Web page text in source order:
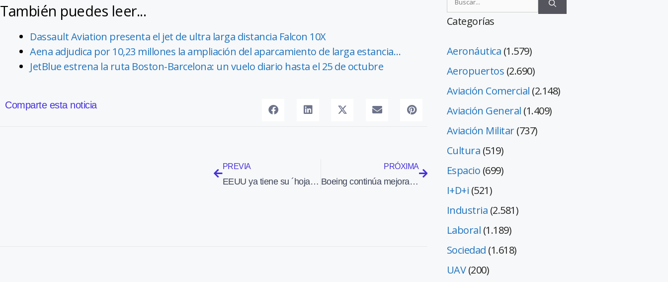
También puedes leer...
Dassault Aviation presenta el jet de ultra larga distancia Falcon 10X
Aena adjudica por 10,23 millones la ampliación del aparcamiento de larga estancia…
JetBlue estrena la ruta Boston-Barcelona: un vuelo diario hasta el 25 de octubre
Comparte esta noticia
PREVIA
EEUU ya tiene su ´hoja de ruta´ para integrar UAV en el espacio aéreo comercial
PRÓXIMA
Boeing continúa mejorando el rendimiento del 737 MAX
Categorías
Aeronáutica (1.579)
Aeropuertos (2.690)
Aviación Comercial (2.148)
Aviación General (1.409)
Aviación Militar(737)
Cultura (519)
Espacio (699)
I+D+i (521)
Industria (2.581)
Laboral (1.189)
Sociedad (1.618)
UAV(200)